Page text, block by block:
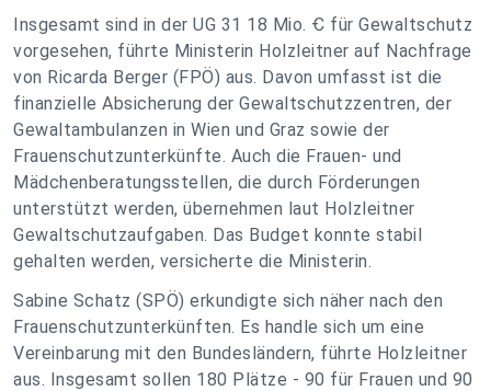
Insgesamt sind in der UG 31 18 Mio. Ꞓ für Gewaltschutz
vorgesehen, führte Ministerin Holzleitner auf Nachfrage
von Ricarda Berger (FPÖ) aus. Davon umfasst ist die
finanzielle Absicherung der Gewaltschutzzentren, der
Gewaltambulanzen in Wien und Graz sowie der
Frauenschutzunterkünfte. Auch die Frauen- und
Mädchenberatungsstellen, die durch Förderungen
unterstützt werden, übernehmen laut Holzleitner
Gewaltschutzaufgaben. Das Budget konnte stabil
gehalten werden, versicherte die Ministerin.
Sabine Schatz (SPÖ) erkundigte sich näher nach den
Frauenschutzunterkünften. Es handle sich um eine
Vereinbarung mit den Bundesländern, führte Holzleitner
aus. Insgesamt sollen 180 Plätze - 90 für Frauen und 90